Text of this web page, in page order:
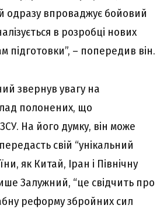
одразу впроваджує бойовий
в розробці нових
підготовки”, – попередив він.
звернув увагу на
полонених, що
На його думку, він може
свій “унікальний
як Китай, Іран і Північну
Залужний, “це свідчить про
реформу збройних сил